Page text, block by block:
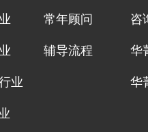
业
常年顾问
辅导流程
咨
华
华